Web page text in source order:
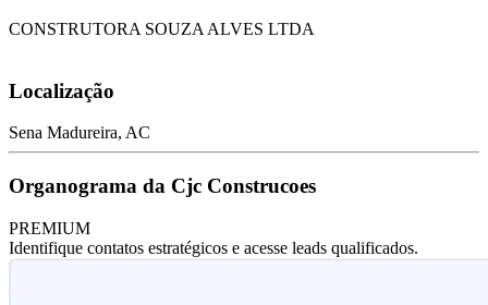
CONSTRUTORA SOUZA ALVES LTDA
Localização
Sena Madureira, AC
Organograma da Cjc Construcoes
PREMIUM
Identifique contatos estratégicos e acesse leads qualificados.